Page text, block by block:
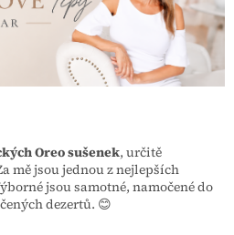
Oreo sušenek, určitě
mě jsou jednou z nejlepších
jsou samotné, namočené do
dezertů. 😊